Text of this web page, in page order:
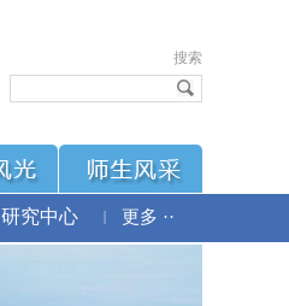
搜索
研究中心 更多 ··